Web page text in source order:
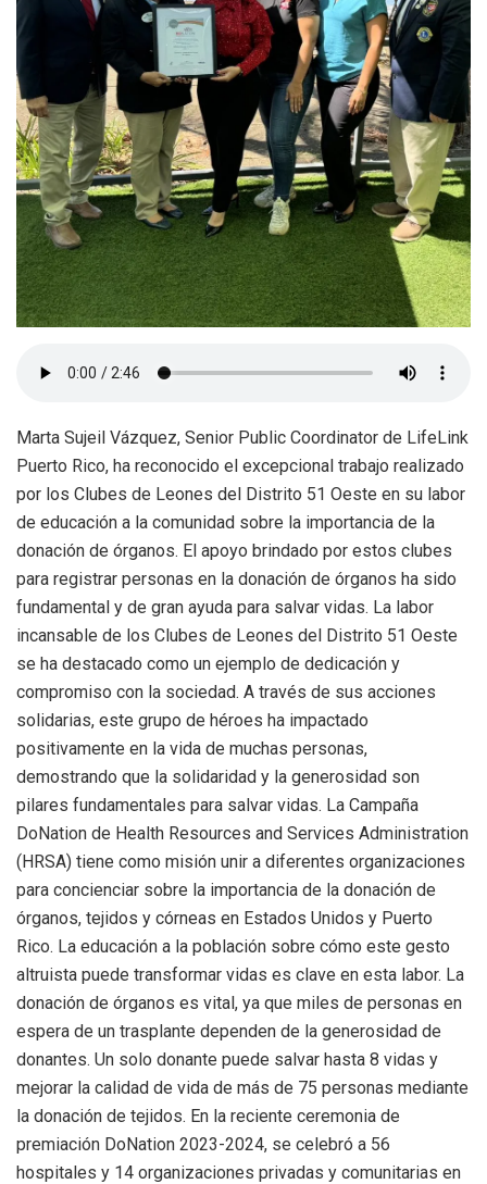
Marta Sujeil Vázquez, Senior Public Coordinator de LifeLink
Puerto Rico, ha reconocido el excepcional trabajo realizado
por los Clubes de Leones del Distrito 51 Oeste en su labor
de educación a la comunidad sobre la importancia de la
donación de órganos. El apoyo brindado por estos clubes
para registrar personas en la donación de órganos ha sido
fundamental y de gran ayuda para salvar vidas. La labor
incansable de los Clubes de Leones del Distrito 51 Oeste
se ha destacado como un ejemplo de dedicación y
compromiso con la sociedad. A través de sus acciones
solidarias, este grupo de héroes ha impactado
positivamente en la vida de muchas personas,
demostrando que la solidaridad y la generosidad son
pilares fundamentales para salvar vidas. La Campaña
DoNation de Health Resources and Services Administration
(HRSA) tiene como misión unir a diferentes organizaciones
para concienciar sobre la importancia de la donación de
órganos, tejidos y córneas en Estados Unidos y Puerto
Rico. La educación a la población sobre cómo este gesto
altruista puede transformar vidas es clave en esta labor. La
donación de órganos es vital, ya que miles de personas en
espera de un trasplante dependen de la generosidad de
donantes. Un solo donante puede salvar hasta 8 vidas y
mejorar la calidad de vida de más de 75 personas mediante
la donación de tejidos. En la reciente ceremonia de
premiación DoNation 2023-2024, se celebró a 56
hospitales y 14 organizaciones privadas y comunitarias en